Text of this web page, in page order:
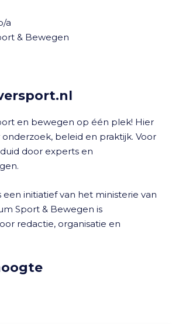
a
& Bewegen
en bewegen op één plek! Hier
beleid en praktijk. Voor
door experts en
een initiatief van het ministerie van
Sport & Bewegen is
redactie, organisatie en